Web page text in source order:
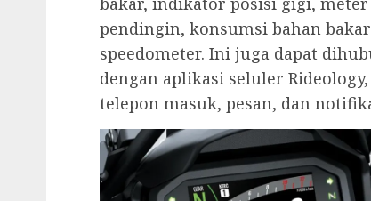
pendingin, konsumsi bahan
speedometer. Ini juga dapat
dengan aplikasi seluler
telepon masuk, pesan, dan